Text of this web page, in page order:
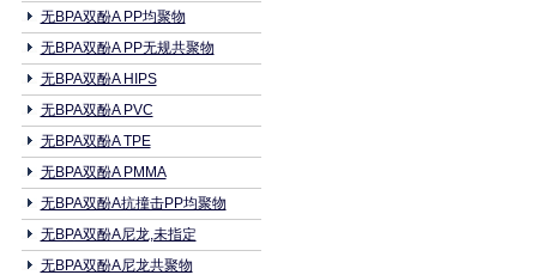
无BPA双酚A PP均聚物
无BPA双酚A PP无规共聚物
无BPA双酚A HIPS
无BPA双酚A PVC
无BPA双酚A TPE
无BPA双酚A PMMA
无BPA双酚A抗撞击PP均聚物
无BPA双酚A尼龙,未指定
无BPA双酚A尼龙共聚物